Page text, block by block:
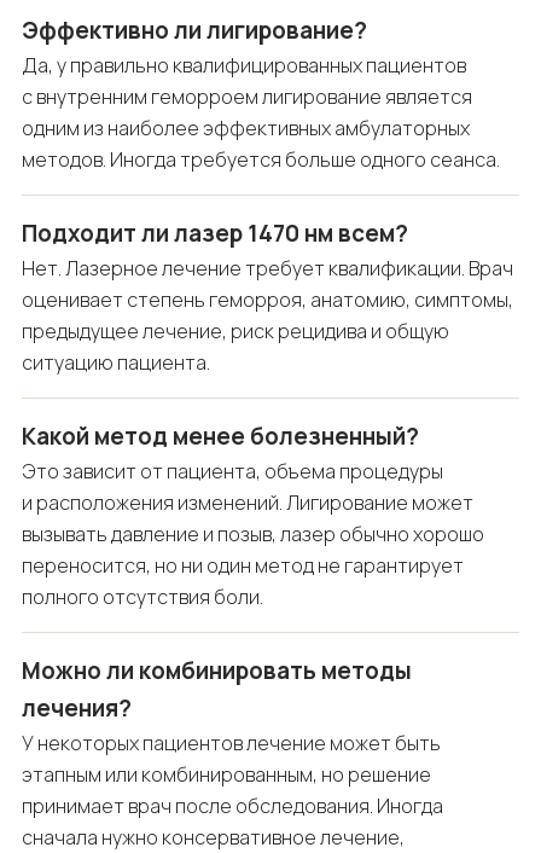
Эффективно ли лигирование?
Да, у правильно квалифицированных пациентов
с внутренним геморроем лигирование является
одним из наиболее эффективных амбулаторных
методов. Иногда требуется больше одного сеанса.
Подходит ли лазер 1470 нм всем?
Нет. Лазерное лечение требует квалификации. Врач
оценивает степень геморроя, анатомию, симптомы,
предыдущее лечение, риск рецидива и общую
ситуацию пациента.
Какой метод менее болезненный?
Это зависит от пациента, объема процедуры
и расположения изменений. Лигирование может
вызывать давление и позыв, лазер обычно хорошо
переносится, но ни один метод не гарантирует
полного отсутствия боли.
Можно ли комбинировать методы
лечения?
У некоторых пациентов лечение может быть
этапным или комбинированным, но решение
принимает врач после обследования. Иногда
сначала нужно консервативное лечение,